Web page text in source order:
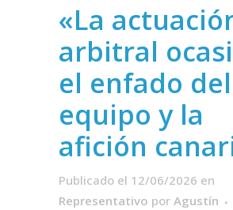
«La
arbitral
el enfado del
equipo y la
afición
Publicado el 12/06/2026 en
Representativo por Agustín